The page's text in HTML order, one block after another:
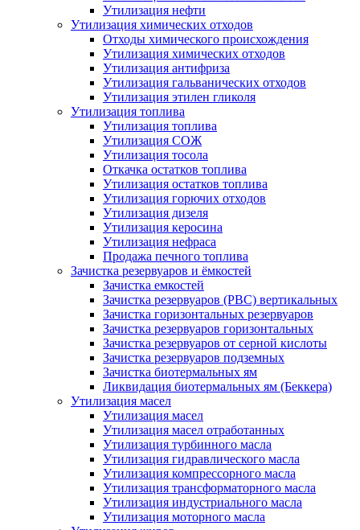
Утилизация нефти
Утилизация химических отходов
Отходы химического происхождения
Утилизация химических отходов
Утилизация антифриза
Утилизация гальванических отходов
Утилизация этилен гликоля
Утилизация топлива
Утилизация топлива
Утилизация СОЖ
Утилизация тосола
Откачка остатков топлива
Утилизация остатков топлива
Утилизация горючих отходов
Утилизация дизеля
Утилизация керосина
Утилизация нефраса
Продажа печного топлива
Зачистка резервуаров и ёмкостей
Зачистка емкостей
Зачистка резервуаров (РВС) вертикальных
Зачистка горизонтальных резервуаров
Зачистка резервуаров горизонтальных
Зачистка резервуаров от серной кислоты
Зачистка резервуаров подземных
Зачистка биотермальных ям
Ликвидация биотермальных ям (Беккера)
Утилизация масел
Утилизация масел
Утилизация масел отработанных
Утилизация турбинного масла
Утилизация гидравлического масла
Утилизация компрессорного масла
Утилизация трансформаторного масла
Утилизация индустриального масла
Утилизация моторного масла